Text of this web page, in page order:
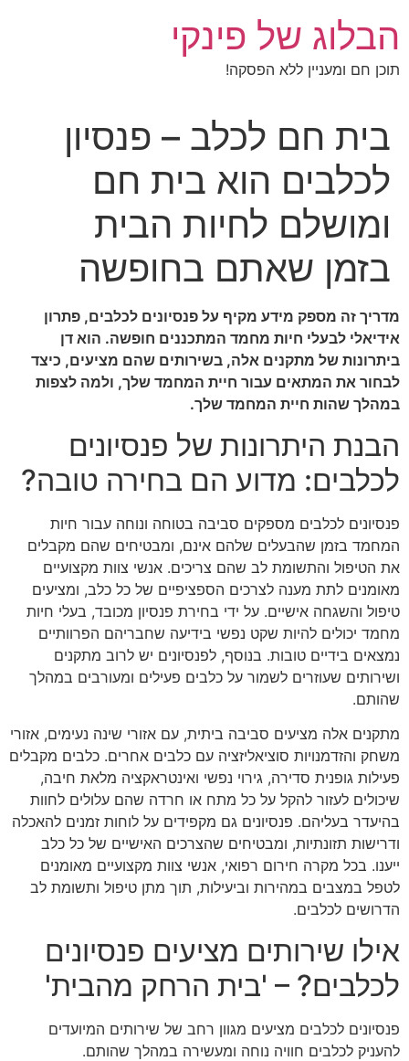
לתוכן
הבלוג של פינקי
תוכן חם ומעניין ללא הפסקה!
בית חם לכלב – פנסיון
לכלבים הוא בית חם
ומושלם לחיות הבית
בזמן שאתם בחופשה
מדריך זה מספק מידע מקיף על פנסיונים לכלבים, פתרון
אידיאלי לבעלי חיות מחמד המתכננים חופשה. הוא דן
ביתרונות של מתקנים אלה, בשירותים שהם מציעים, כיצד
לבחור את המתאים עבור חיית המחמד שלך, ולמה לצפות
במהלך שהות חיית המחמד שלך.
הבנת היתרונות של פנסיונים
לכלבים: מדוע הם בחירה טובה?
פנסיונים לכלבים מספקים סביבה בטוחה ונוחה עבור חיות
המחמד בזמן שהבעלים שלהם אינם, ומבטיחים שהם מקבלים
את הטיפול והתשומת לב שהם צריכים. אנשי צוות מקצועיים
מאומנים לתת מענה לצרכים הספציפיים של כל כלב, ומציעים
טיפול והשגחה אישיים. על ידי בחירת פנסיון מכובד, בעלי חיות
מחמד יכולים להיות שקט נפשי בידיעה שחבריהם הפרוותיים
נמצאים בידיים טובות. בנוסף, לפנסיונים יש לרוב מתקנים
ושירותים שעוזרים לשמור על כלבים פעילים ומעורבים במהלך
שהותם.
מתקנים אלה מציעים סביבה ביתית, עם אזורי שינה נעימים, אזורי
משחק והזדמנויות סוציאליזציה עם כלבים אחרים. כלבים מקבלים
פעילות גופנית סדירה, גירוי נפשי ואינטראקציה מלאת חיבה,
שיכולים לעזור להקל על כל מתח או חרדה שהם עלולים לחוות
בהיעדר בעליהם. פנסיונים גם מקפידים על לוחות זמנים להאכלה
ודרישות תזונתיות, ומבטיחים שהצרכים האישיים של כל כלב
ייענו. בכל מקרה חירום רפואי, אנשי צוות מקצועיים מאומנים
לטפל במצבים במהירות וביעילות, תוך מתן טיפול ותשומת לב
הדרושים לכלבים.
אילו שירותים מציעים פנסיונים
לכלבים? – 'בית הרחק מהבית'
פנסיונים לכלבים מציעים מגוון רחב של שירותים המיועדים
להעניק לכלבים חוויה נוחה ומעשירה במהלך שהותם.